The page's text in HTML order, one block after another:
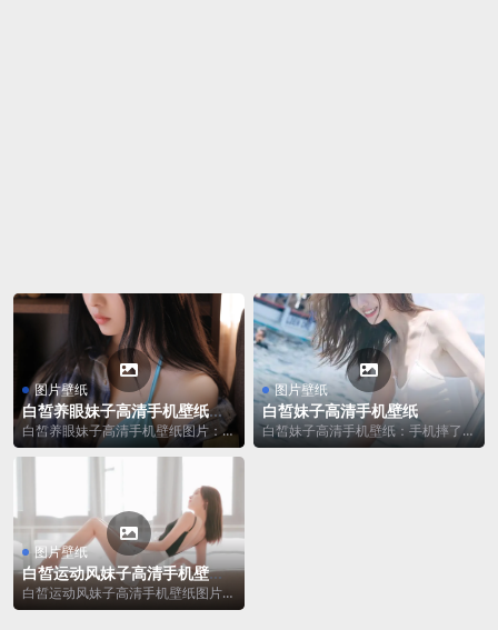
图片壁纸
白皙养眼妹子高清手机壁纸图
片
白皙养眼妹子高清手机壁纸图片：去
食堂打饭，见着一个叫不出名字的
菜。手一指：“阿姨...
图片壁纸
白皙妹子高清手机壁纸
白皙妹子高清手机壁纸：手机摔了这
么多次都没事，想想还是我的身高救
图片壁纸
白皙运动风妹子高清手机壁纸
图片
白皙运动风妹子高清手机壁纸图片：
过年不吃胖，怎么对得起，死去的鸡